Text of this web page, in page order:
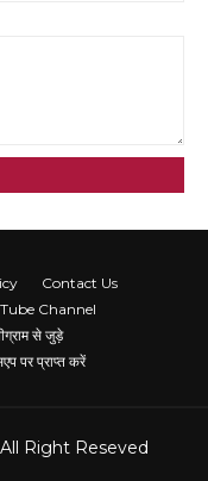
Contact Us
Channel
से जुड़े
पर प्राप्त करें
All Right Reseved